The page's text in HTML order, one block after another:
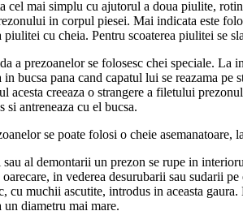
cel mai simplu cu ajutorul a doua piulite,
in corpul piesei. Mai indicata este
cu cheia. Pentru scoaterea piulitei se
a prezoanelor se folosesc chei speciale.
bucsa pana cand capatul lui se reazama
acesta creeaza o strangere a filetului
si antreneaza cu el bucsa.
se poate folosi o cheie
al demontarii un prezon se rupe in
in vederea desurubarii sau sudarii
cu muchii ascutite, introdus in aceasta
diametru mai mare.